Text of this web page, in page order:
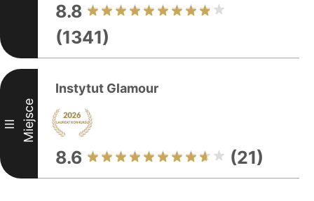
8.8
(1341)
III Miejsce
Instytut Glamour
8.6 (21)